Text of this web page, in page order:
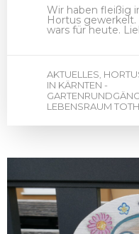
Wir haben fleißig
Hortus gewerkelt.
wars für heute.
AKTUELLES,
IN KÄRNTEN -
LEBENSRAUM